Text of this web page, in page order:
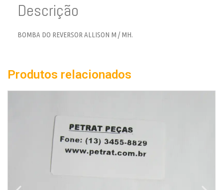
Descrição
BOMBA DO REVERSOR ALLISON M / MH.
Produtos relacionados